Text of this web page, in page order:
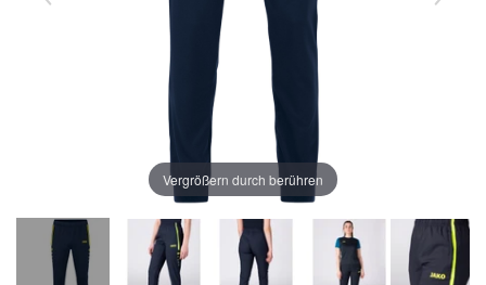
Vergrößern durch berühren